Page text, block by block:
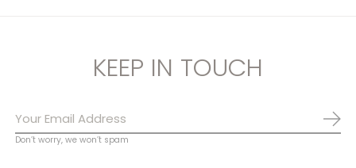
KEEP IN TOUCH
Don’t worry, we won’t spam